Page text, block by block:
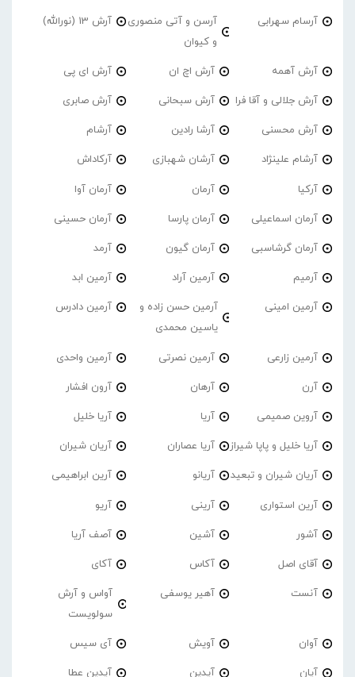
آرسام سهرابی
آرسن و آتی منصوری
و کیوان
آرش 13 (نورالله)
آرش آهمه آرش اچ ان آرش ای پی
آرش جلالی و آقا فرا آرش سبحانی آرش صابری
آرش محسنی آرشا رادین آرشام
آرشام علینژاد آرشان شهبازی آرکاداش
آرکیا آرمان آرمان آوا
آرمان اسماعیلی آرمان پارسا آرمان حسینی
آرمان گرشاسبی آرمان گیون آرمد
آرمیم آرمین آراد آرمین ابد
آرمین امینی
آرمین حسن زاده و
یاسین محمدی
آرمین دادرس
آرمین زارعی آرمین نصرتی آرمین واحدی
آرن آرهان آرون افشار
آروین صمیمی آریا آریا خلیل
آریا خلیل و پاپا شیراز آریا عصاران آریان شیران
آریان شیران و تبعید آریانو آرین ابراهیمی
آرین استواری آرینی آریو
آشور آشین آصف آریا
آقای اصل آکاس آکای
آنست آهیر یوسفی
آواس و آرش
سولویست
آوان آویش آی سیس
آیان آیدین آیدین عطا